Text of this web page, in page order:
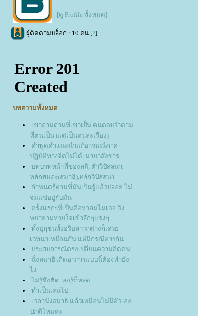
[ดู Profile ทั้งหมด]
ผู้ติดตามบล็อก : 10 คน [?]
บทความทั้งหมด
เขาถามตามที่เขาเป็น คนตอบว่าตาม
ที่ตนเป็น (แต่เป็นคนละเรื่อง)
คำพูดคำแนะนำแก้อารมณ์ภาค
ปฏิบัติทางจิตไม่ได้: มายาสังขาร
บทบาทหน้าที่ของสติ, ตัววิปัสสนา,
หลักสมถะ(สมาธิ),หลักวิปัสสนา
กำหนดรู้ตามที่มันเป็นรู้แล้วปล่อย ไม่
จมแช่อยู่กับมัน
ครั้งแรกๆที่เป็นคือหาลมไม่เจอ​ จึง
พยายามหายใจเข้าลึกๆแรงๆ
ทั้งปุถุชนทั้งอริยสาวกต่างก็เสว
เวทนาเหมือนกัน แต่มีกรณีต่างกัน
ประสบการณ์ตรงเปลี่ยนความคิดคน
นั่งสมาธิ เกิดอาการแบบนี้ต้องทำยัง
ไง
ไม่รู้จึงติด พอรู้ก็หลุด
ทำเป็นเล่นไป
เวลานั่งสมาธิ แล้วเหมือนไม่มีตัวเอง
ปกติไหมคะ